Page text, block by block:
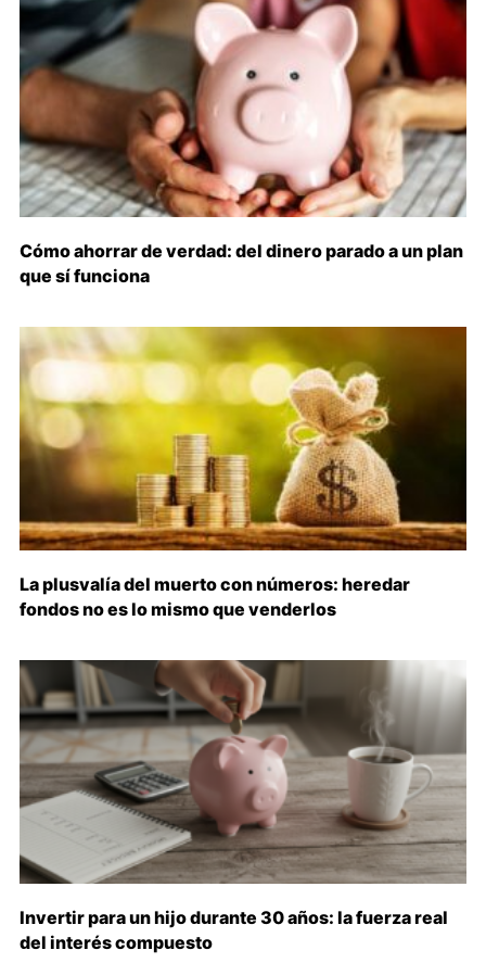
Cómo ahorrar de verdad: del dinero parado a un plan
que sí funciona
La plusvalía del muerto con números: heredar
fondos no es lo mismo que venderlos
Invertir para un hijo durante 30 años: la fuerza real
del interés compuesto